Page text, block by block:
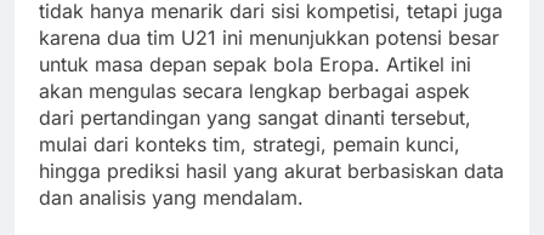
tidak hanya menarik dari sisi kompetisi, tetapi juga
karena dua tim U21 ini menunjukkan potensi besar
untuk masa depan sepak bola Eropa. Artikel ini
akan mengulas secara lengkap berbagai aspek
dari pertandingan yang sangat dinanti tersebut,
mulai dari konteks tim, strategi, pemain kunci,
hingga prediksi hasil yang akurat berbasiskan data
dan analisis yang mendalam.